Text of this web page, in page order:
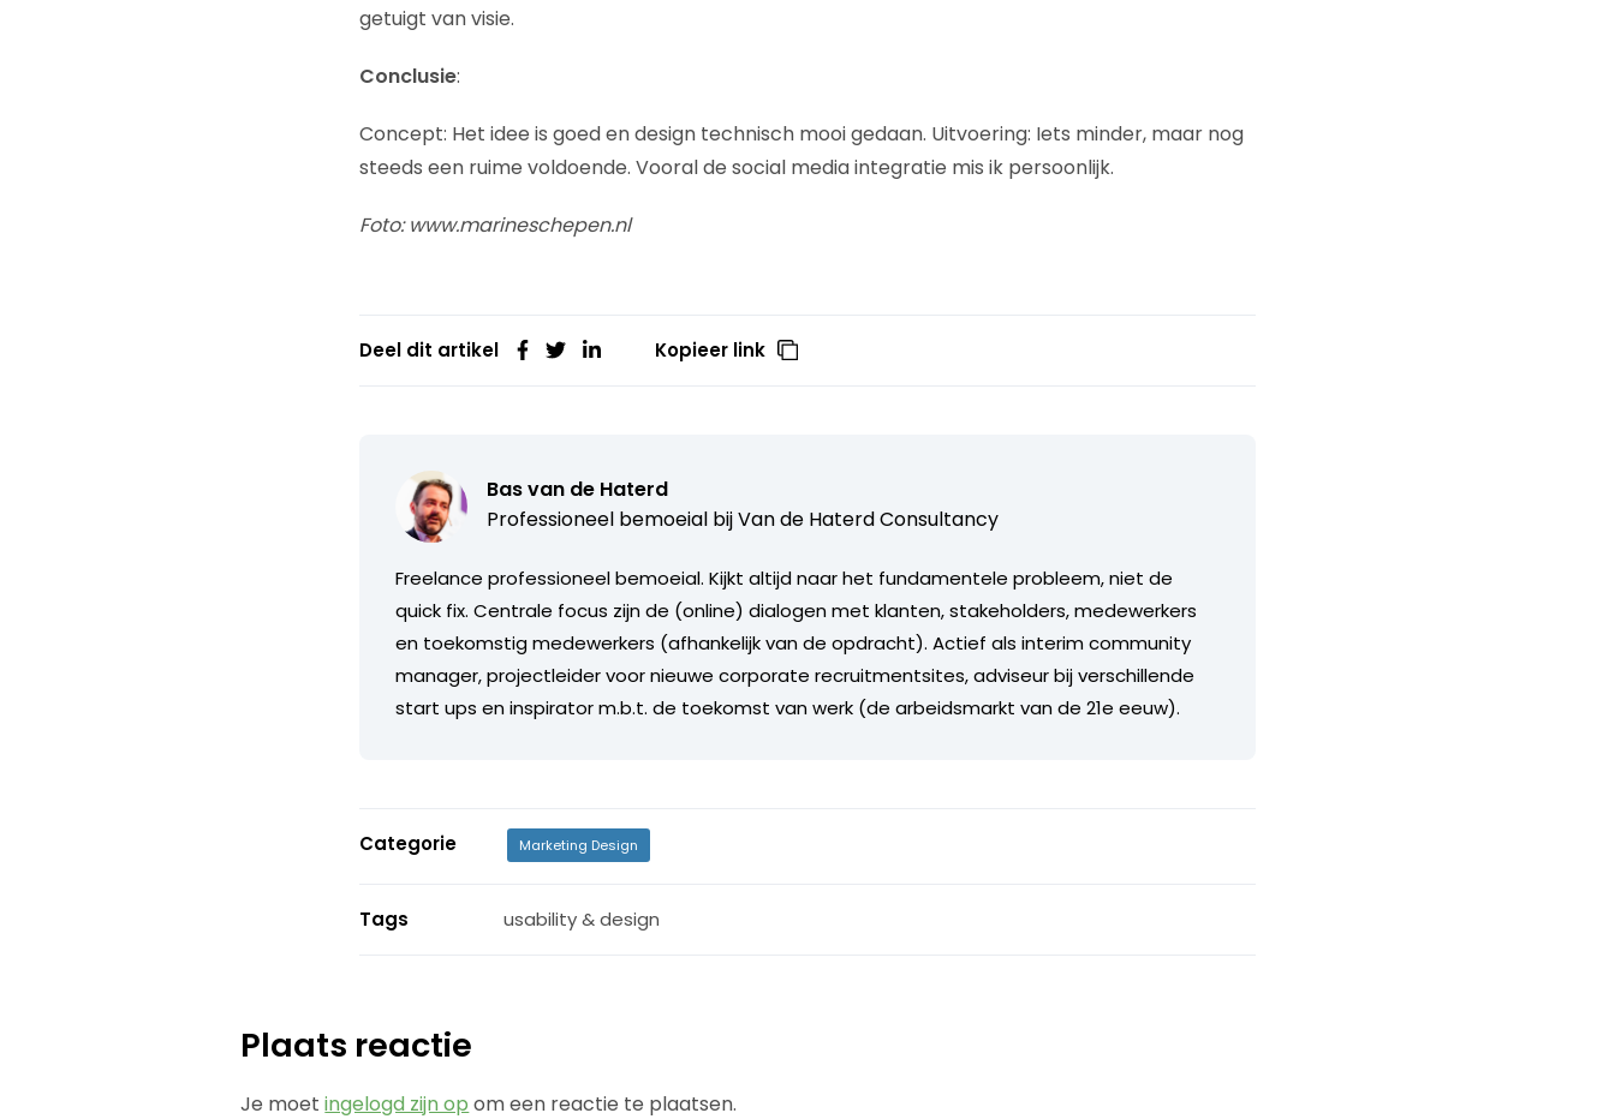
getuigt van visie.
Conclusie:
Concept: Het idee is goed en design technisch mooi gedaan. Uitvoering: Iets minder, maar nog
steeds een ruime voldoende. Vooral de social media integratie mis ik persoonlijk.
Foto: www.marineschepen.nl
Deel dit artikel Kopieer link
Bas van de Haterd
Professioneel bemoeial bijVan de Haterd Consultancy
Freelance professioneel bemoeial. Kijkt altijd naar het fundamentele probleem, niet de
quick fix. Centrale focus zijn de (online) dialogen met klanten, stakeholders, medewerkers
en toekomstig medewerkers (afhankelijk van de opdracht). Actief als interim community
manager, projectleider voor nieuwe corporate recruitmentsites, adviseur bij verschillende
start ups en inspirator m.b.t. de toekomst van werk (de arbeidsmarkt van de 21e eeuw).
Categorie Marketing Design
Tags usability & design
Plaats reactie
Je moetingelogd zijn op om een reactie te plaatsen.